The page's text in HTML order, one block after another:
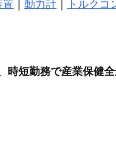
置 動力計 トルクコ
時短勤務で産業保健